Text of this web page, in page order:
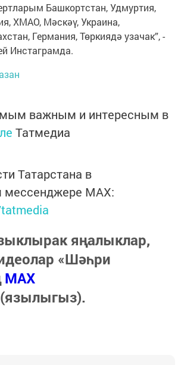
Башкортстан, Удмуртия,
ХМАО, Мәскәү, Украина,
Германия, Төркиядә узачак”, -
Инстаграмда.
важным и интересным в
Татмедиа
Татарстана в
мессенджере MАХ:
яңалыклар,
«Шәһри
MAX
(язылыгыз).